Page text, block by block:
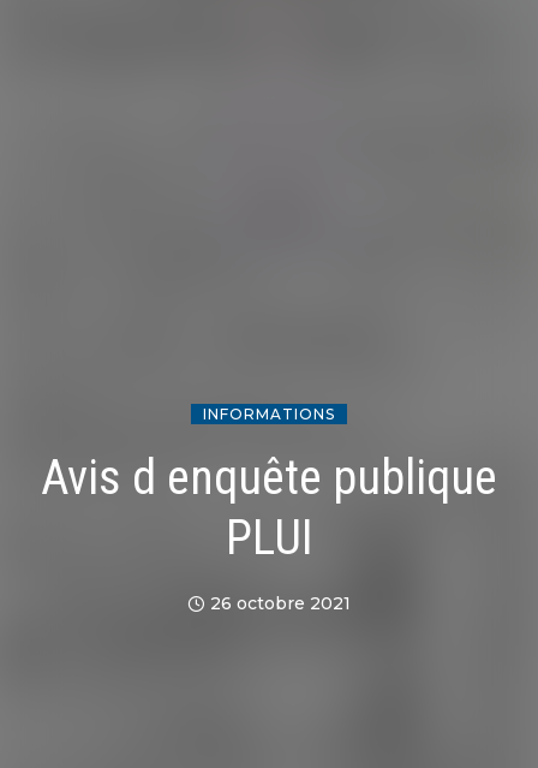
INFORMATIONS
Avis d enquête publique
PLUI
26 octobre 2021